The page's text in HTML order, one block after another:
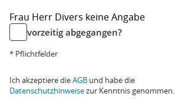
Frau Herr Divers keine Angabe
vorzeitig abgegangen?
* Pflichtfelder
Ich akzeptiere dieAGB und habe die
Datenschutzhinweisezur Kenntnis genommen.